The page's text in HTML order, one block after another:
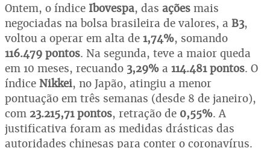
Ontem, o índice Ibovespa, das ações mais
negociadas na bolsa brasileira de valores, a B3,
voltou a operar em alta de 1,74%, somando
116.479 pontos. Na segunda, teve a maior queda
em 10 meses, recuando 3,29% a 114.481 pontos. O
índice Nikkei, no Japão, atingiu a menor
pontuação em três semanas (desde 8 de janeiro),
com 23.215,71 pontos, retração de 0,55%. A
justificativa foram as medidas drásticas das
autoridades chinesas para conter o coronavírus.